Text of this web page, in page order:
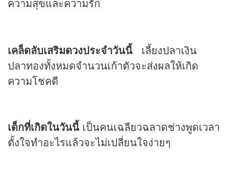
เคล็ดลับเสริมดวงประจำวันนี้ เลี้ยงปลาเงิน
ปลาทองทั้งหมดจำนวนเก้าตัวจะส่งผลให้เกิด
ความโชคดี
เด็กที่เกิดในวันนี้ เป็นคนเฉลียวฉลาดช่างพูดเวลา
ตั้งใจทำอะไรแล้วจะไม่เปลี่ยนใจง่ายๆ